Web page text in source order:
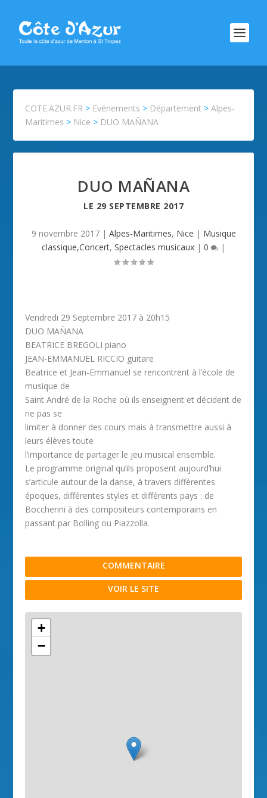
COTE.AZUR.FR > Evénements > Département >Alpes-
Maritimes > Nice > DUO MAÑANA
DUO MAÑANA
LE 29 SEPTEMBRE 2017
9 novembre 2017| Alpes-Maritimes, Nice | Musique
classique,Concert, Spectacles musicaux | 0 |
Vendredi 29 Septembre 2017 à 20h15
DUO MAÑANA
BEATRICE BREGOLI piano
JEAN-EMMANUEL RICCIO guitare
Beatrice et Jean-Emmanuel se rencontrent à l’école de
musique de
Saint André de la Roche où ils enseignent et décident de
ne pas se
limiter à donner des cours mais à transmettre aussi à
leurs élèves toute
l’importance de partager le jeu musical ensemble.
Le programme original qu’ils proposent aujourd’hui
s’articule autour de la danse, à travers différentes
époques, différentes styles et différents pays : de
Boccherini à des compositeurs contemporains en
passant par Bolling ou Piazzolla.
COMMENTAIRE
VOIR LE SITE
+
−